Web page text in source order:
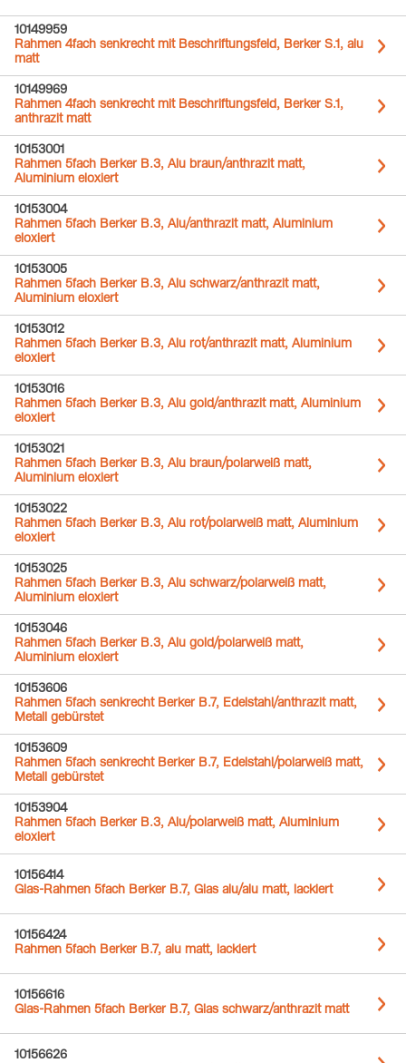
10149959
Rahmen 4fach senkrecht mit Beschriftungsfeld, Berker S.1, alu
matt
10149969
Rahmen 4fach senkrecht mit Beschriftungsfeld, Berker S.1,
anthrazit matt
10153001
Rahmen 5fach Berker B.3, Alu braun/anthrazit matt,
Aluminium eloxiert
10153004
Rahmen 5fach Berker B.3, Alu/anthrazit matt, Aluminium
eloxiert
10153005
Rahmen 5fach Berker B.3, Alu schwarz/anthrazit matt,
Aluminium eloxiert
10153012
Rahmen 5fach Berker B.3, Alu rot/anthrazit matt, Aluminium
eloxiert
10153016
Rahmen 5fach Berker B.3, Alu gold/anthrazit matt, Aluminium
eloxiert
10153021
Rahmen 5fach Berker B.3, Alu braun/polarweiß matt,
Aluminium eloxiert
10153022
Rahmen 5fach Berker B.3, Alu rot/polarweiß matt, Aluminium
eloxiert
10153025
Rahmen 5fach Berker B.3, Alu schwarz/polarweiß matt,
Aluminium eloxiert
10153046
Rahmen 5fach Berker B.3, Alu gold/polarweiß matt,
Aluminium eloxiert
10153606
Rahmen 5fach senkrecht Berker B.7, Edelstahl/anthrazit matt,
Metall gebürstet
10153609
Rahmen 5fach senkrecht Berker B.7, Edelstahl/polarweiß matt,
Metall gebürstet
10153904
Rahmen 5fach Berker B.3, Alu/polarweiß matt, Aluminium
eloxiert
10156414
Glas-Rahmen 5fach Berker B.7, Glas alu/alu matt, lackiert
10156424
Rahmen 5fach Berker B.7, alu matt, lackiert
10156616
Glas-Rahmen 5fach Berker B.7, Glas schwarz/anthrazit matt
10156626